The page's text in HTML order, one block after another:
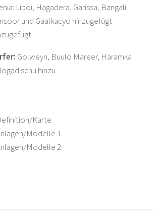
Liboi, Hagadera, Garissa, Bangali
und Gaalkacyo hinzugefügt
Golweyn, Buulo Mareer, Haramka
hinzu
Karte
Modelle 1
Modelle 2